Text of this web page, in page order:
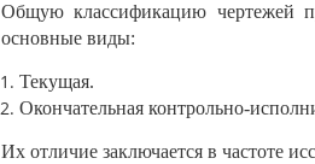
Общую классификацию чертежей
основные виды:
Текущая.
Окончательная контрольно-
Их отличие заключается в частоте